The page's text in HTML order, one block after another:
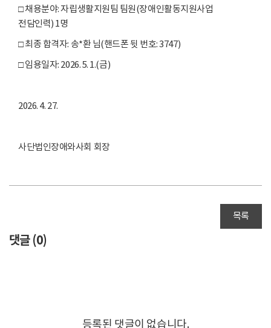
□ 채용분야: 자립생활지원팀 팀원(장애인활동지원사업
전담인력) 1명
□ 최종 합격자: 송*환 님(핸드폰 뒷 번호: 3747)
□ 임용일자: 2026. 5. 1.(금)
2026. 4. 27.
사단법인장애와사회 회장
목록
댓글 (0)
등록된 댓글이 없습니다.